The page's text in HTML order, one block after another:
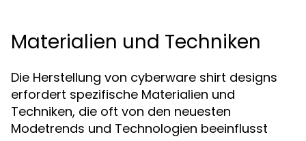
Materialien und Techniken
Die Herstellung von cyberware shirt designs
erfordert spezifische Materialien und
Techniken, die oft von den neuesten
Modetrends und Technologien beeinflusst